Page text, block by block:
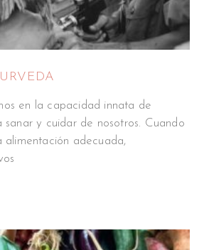
en la capacidad innata de
sanar y cuidar de nosotros. Cuando
alimentación adecuada,